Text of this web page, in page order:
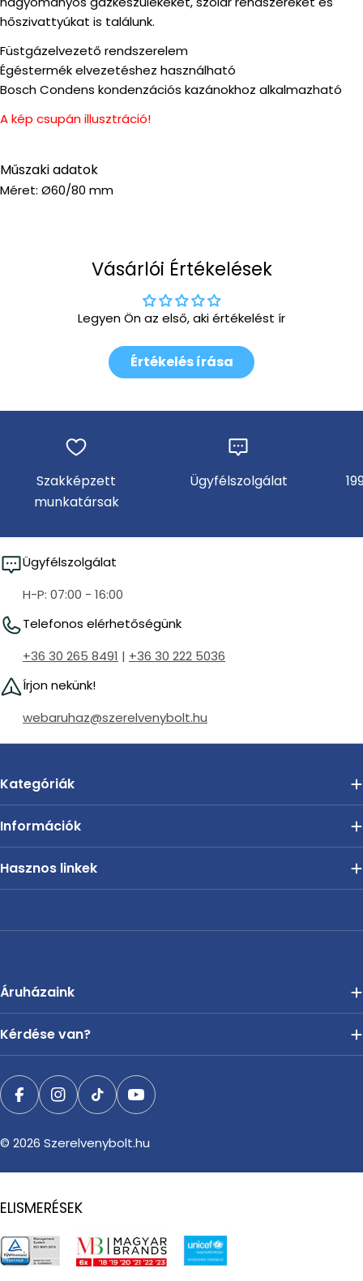
hőszivattyúkat is találunk.
Füstgázelvezető rendszerelem
Égéstermék elvezetéshez használható
Bosch Condens kondenzációs kazánokhoz alkalmazható
A kép csupán illusztráció!
Műszaki adatok
Méret: Ø60/80 mm
Vásárlói Értékelések
Legyen Ön az első, aki értékelést ír
Értékelés írása
Szakképzett
munkatársak
Ügyfélszolgálat
Ügyfélszolgálat
H-P: 07:00 - 16:00
Telefonos elérhetőségünk
+36 30 265 8491 | +36 30 222 5036
Írjon nekünk!
webaruhaz@szerelvenybolt.hu
Kategóriák
Információk
Hasznos linkek
Áruházaink
Kérdése van?
FacebookInstagram
TikTokYouTube
© 2026 Szerelvenybolt.hu
ELISMERÉSEK